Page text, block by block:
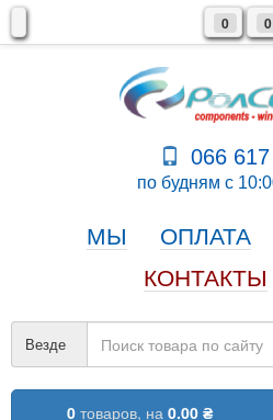
0 0
066
по будням с
МЫ ОПЛАТА
КОНТАКТЫ
Везде
0 товаров, на 0.00 ₴